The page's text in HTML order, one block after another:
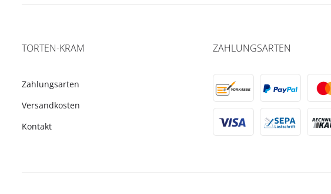
TORTEN-KRAM
Zahlungsarten
Versandkosten
Kontakt
ZAHLUNGSARTEN